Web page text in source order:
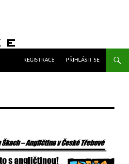
REGISTRACE
PŘIHLÁSIT SE